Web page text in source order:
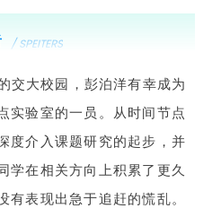
/ SPEITERS
交大校园，彭泊洋有幸成为
实验室的一员。从时间节点
度介入课题研究的起步，并
学在相关方向上积累了更久
表现出急于追赶的慌乱。